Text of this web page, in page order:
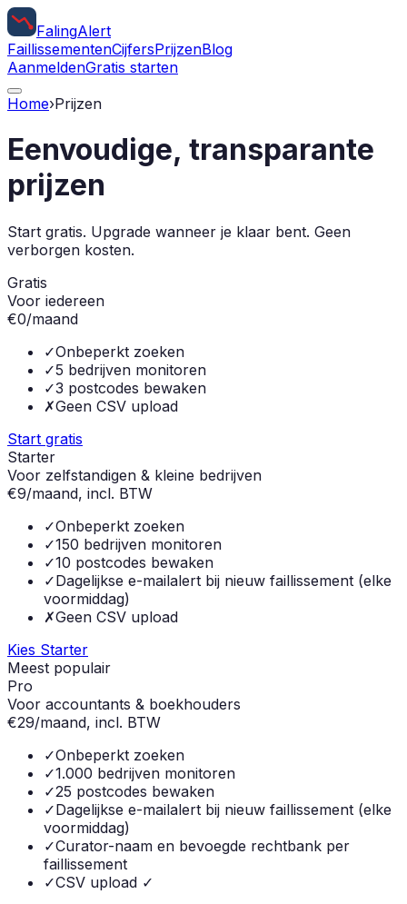
FalingAlert
FaillissementenCijfersPrijzenBlog
AanmeldenGratis starten
Home›Prijzen
Eenvoudige, transparante
prijzen
Start gratis. Upgrade wanneer je klaar bent. Geen
verborgen kosten.
Gratis
Voor iedereen
€0/maand
✓Onbeperkt zoeken
✓5 bedrijven monitoren
✓3 postcodes bewaken
✗Geen CSV upload
Start gratis
Starter
Voor zelfstandigen & kleine bedrijven
€9/maand, incl. BTW
✓Onbeperkt zoeken
✓150 bedrijven monitoren
✓10 postcodes bewaken
✓Dagelijkse e-mailalert bij nieuw faillissement (elke
voormiddag)
✗Geen CSV upload
Kies Starter
Meest populair
Pro
Voor accountants & boekhouders
€29/maand, incl. BTW
✓Onbeperkt zoeken
✓1.000 bedrijven monitoren
✓25 postcodes bewaken
✓Dagelijkse e-mailalert bij nieuw faillissement (elke
voormiddag)
✓Curator-naam en bevoegde rechtbank per
faillissement
✓CSV upload ✓